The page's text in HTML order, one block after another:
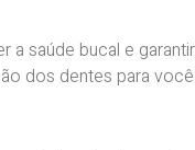
a saúde bucal e
dos dentes para